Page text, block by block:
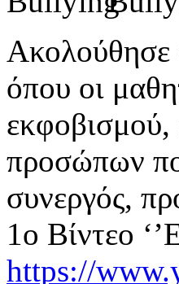
Ακολούθησε
όπου οι
εκφοβισμού,
προσώπων
συνεργός,
1ο Βίντεο
https://